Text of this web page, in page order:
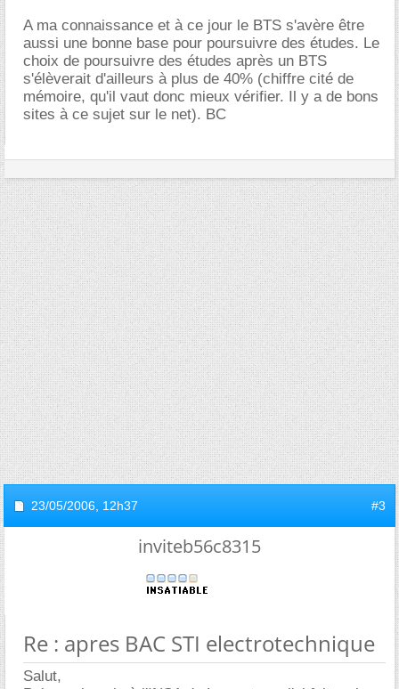
A ma connaissance et à ce jour le BTS s'avère être
aussi une bonne base pour poursuivre des études. Le
choix de poursuivre des études après un BTS
s'élèverait d'ailleurs à plus de 40% (chiffre cité de
mémoire, qu'il vaut donc mieux vérifier. Il y a de bons
sites à ce sujet sur le net). BC
23/05/2006, 12h37 #3
inviteb56c8315
Re : apres BAC STI electrotechnique
Salut,